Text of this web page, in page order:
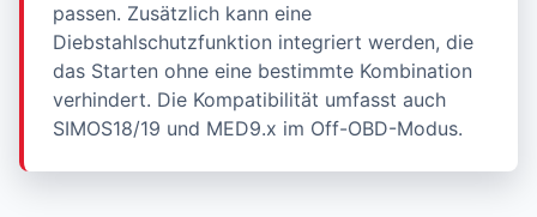
passen. Zusätzlich kann eine
Diebstahlschutzfunktion integriert werden, die
das Starten ohne eine bestimmte Kombination
verhindert. Die Kompatibilität umfasst auch
SIMOS18/19 und MED9.x im Off-OBD-Modus.